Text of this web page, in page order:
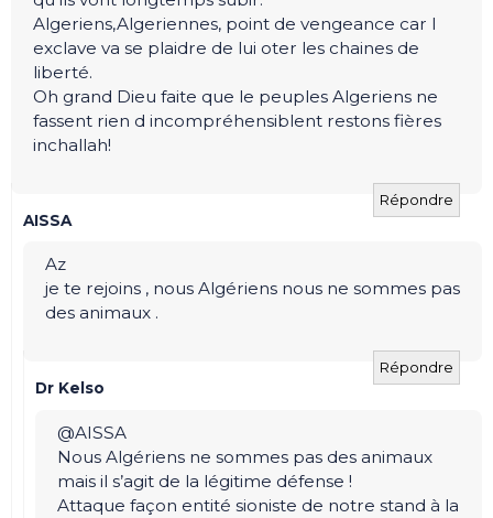
Algeriens,Algeriennes, point de vengeance car l
exclave va se plaidre de lui oter les chaines de
liberté.
Oh grand Dieu faite que le peuples Algeriens ne
fassent rien d incompréhensiblent restons fières
inchallah!
Répondre
AISSA
Az
je te rejoins , nous Algériens nous ne sommes pas
des animaux .
Répondre
Dr Kelso
@AISSA
Nous Algériens ne sommes pas des animaux
mais il s’agit de la légitime défense !
Attaque façon entité sioniste de notre stand à la